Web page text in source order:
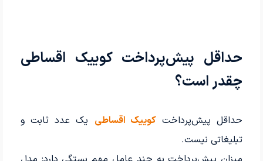
حداقل پیش‌پرداخت کوییک اقساطی
چقدر است؟
حداقل پیش‌پرداختکوییک اقساطی یک عدد ثابت و
تبلیغاتی نیست.